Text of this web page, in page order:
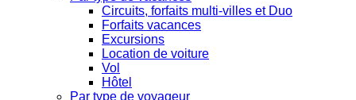
Circuits, forfaits multi-villes et Duo
Forfaits vacances
Excursions
Location de voiture
Vol
Hôtel
Par type de voyageur